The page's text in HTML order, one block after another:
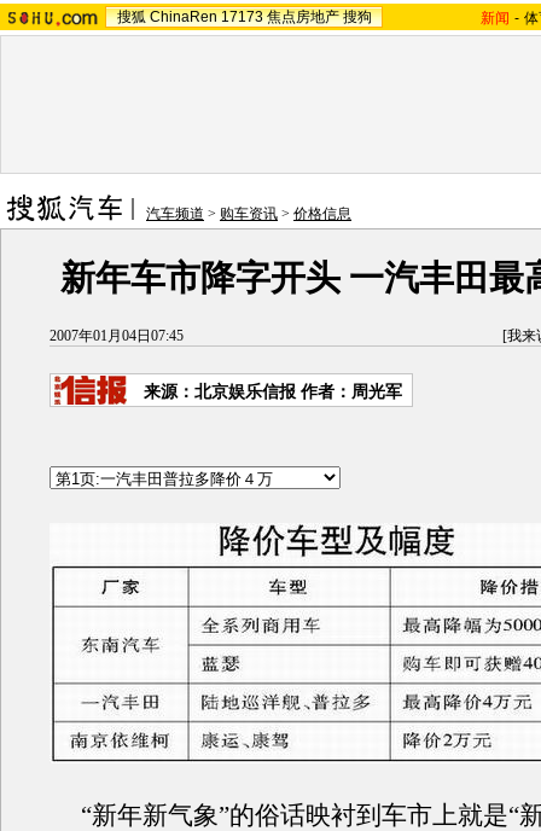
搜狐 ChinaRen 17173 焦点房地产 搜狗 新闻 -
汽车频道 > 购车资讯 > 价格信息
新年车市降字开头 一汽丰田最
2007年01月04日07:45 [我来
来源：北京娱乐信报 作者：周光军
“新年新气象”的俗话映衬到车市上就是“